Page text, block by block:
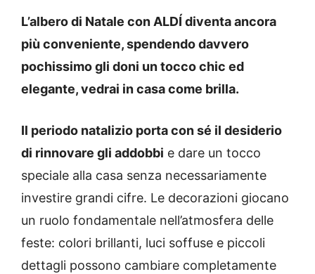
L’albero di Natale con ALDÍ diventa ancora
più conveniente, spendendo davvero
pochissimo gli doni un tocco chic ed
elegante, vedrai in casa come brilla.
Il periodo natalizio porta con sé il desiderio
di rinnovare gli addobbi e dare un tocco
speciale alla casa senza necessariamente
investire grandi cifre. Le decorazioni giocano
un ruolo fondamentale nell’atmosfera delle
feste: colori brillanti, luci soffuse e piccoli
dettagli possono cambiare completamente